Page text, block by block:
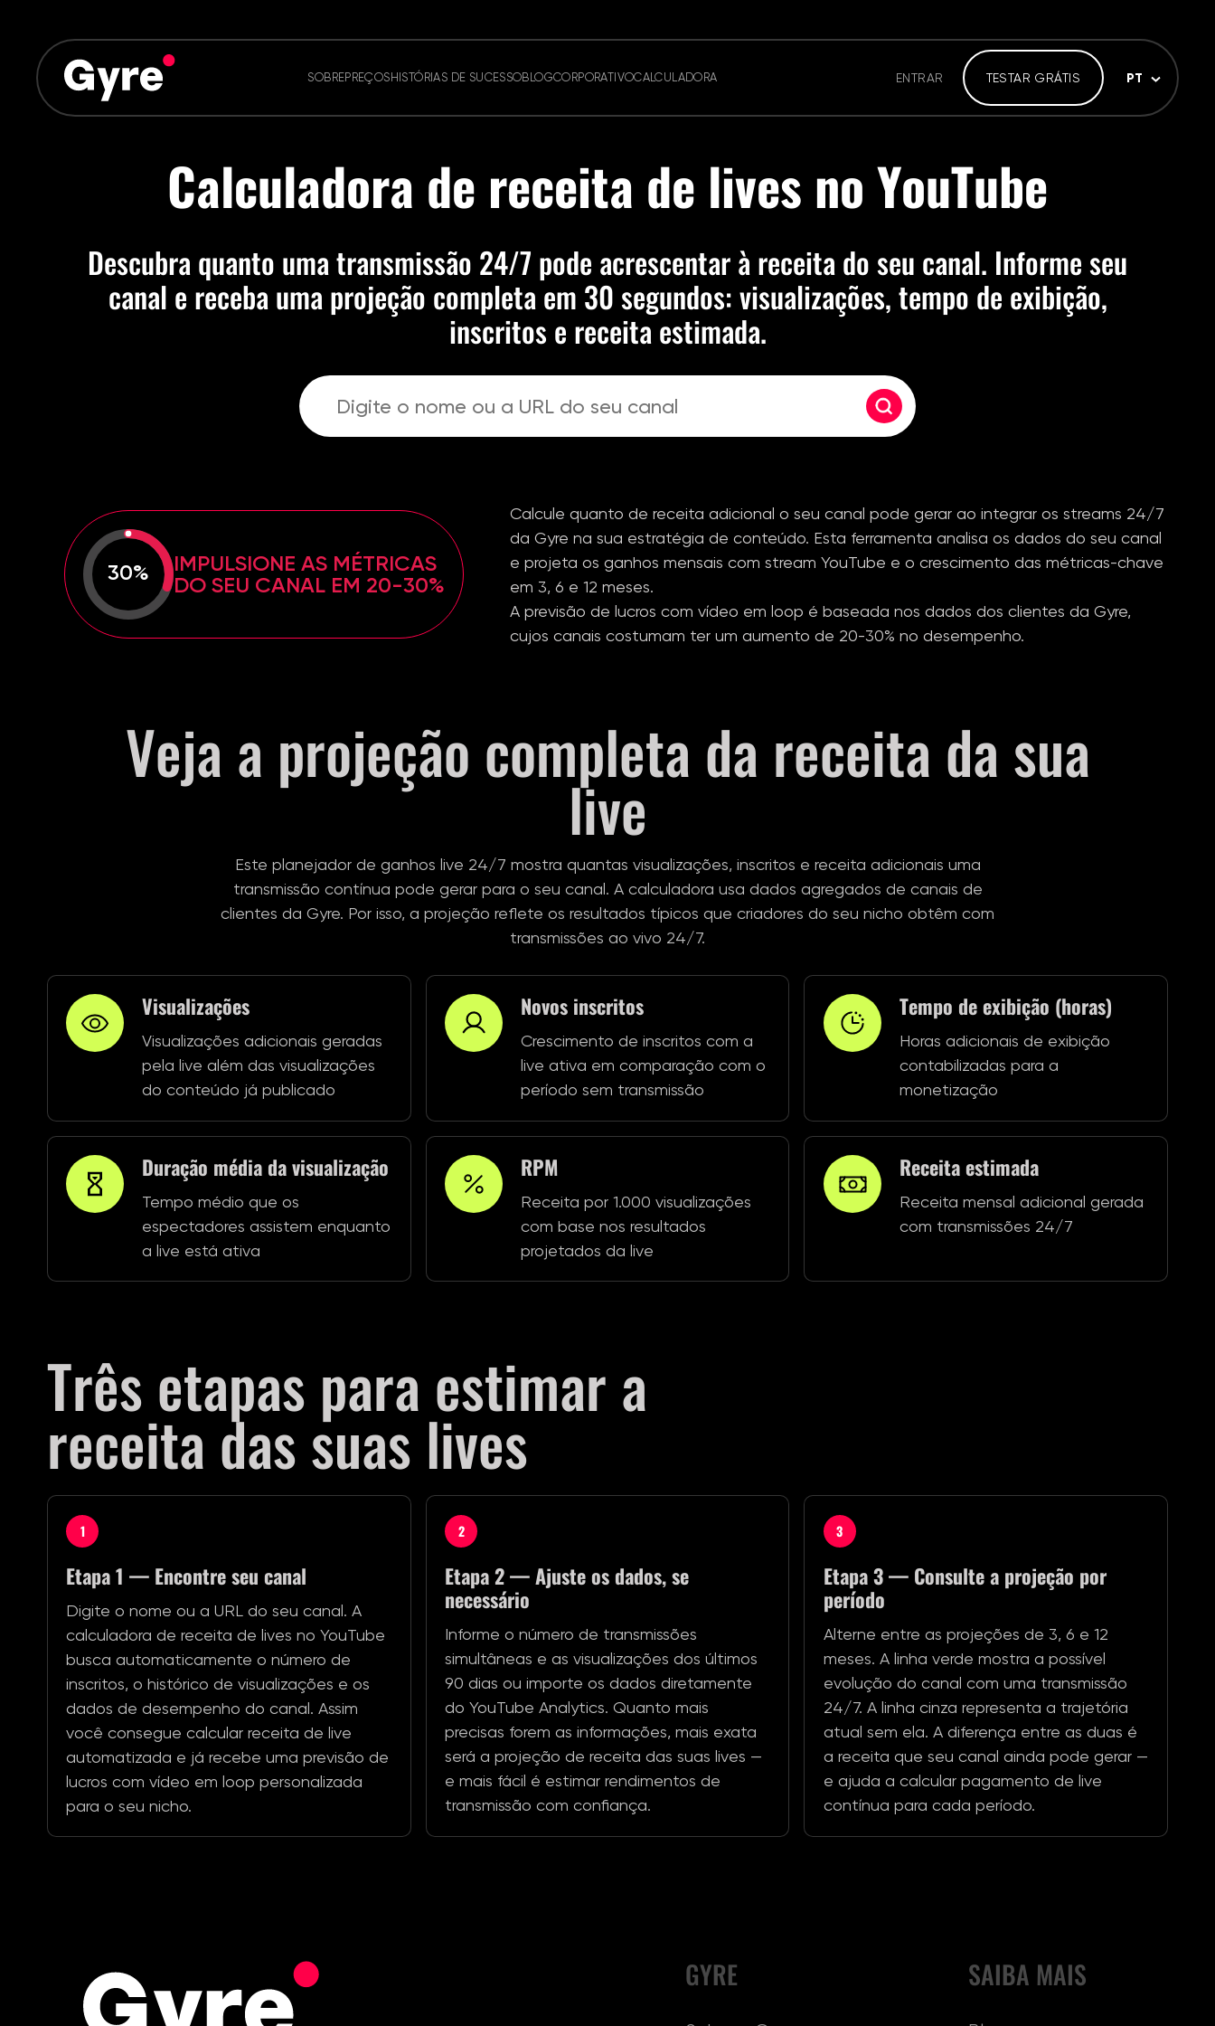
SOBREPREÇOS HISTÓRIAS DE SUCESSOBLOGCORPORATIVOCALCULADORA ENTRAR TESTAR GRÁTIS PT
Calculadora de receita de lives no YouTube
Descubra quanto uma transmissão 24/7 pode acrescentar à receita do seu canal. Informe seu
canal e receba uma projeção completa em 30 segundos: visualizações, tempo de exibição,
inscritos e receita estimada.
Buscar canal
30%
IMPULSIONE AS MÉTRICAS
DO SEU CANAL EM 20-30%
Calcule quanto de receita adicional o seu canal pode gerar ao integrar os streams 24/7
da Gyre na sua estratégia de conteúdo. Esta ferramenta analisa os dados do seu canal
e projeta os ganhos mensais com stream YouTube e o crescimento das métricas-chave
em 3, 6 e 12 meses.
A previsão de lucros com vídeo em loop é baseada nos dados dos clientes da Gyre,
cujos canais costumam ter um aumento de 20-30% no desempenho.
Veja a projeção completa da receita da sua
live
Este planejador de ganhos live 24/7 mostra quantas visualizações, inscritos e receita adicionais uma
transmissão contínua pode gerar para o seu canal. A calculadora usa dados agregados de canais de
clientes da Gyre. Por isso, a projeção reflete os resultados típicos que criadores do seu nicho obtêm com
transmissões ao vivo 24/7.
Visualizações
Visualizações adicionais geradas
pela live além das visualizações
do conteúdo já publicado
Novos inscritos
Crescimento de inscritos com a
live ativa em comparação com o
período sem transmissão
Tempo de exibição (horas)
Horas adicionais de exibição
contabilizadas para a
monetização
Duração média da visualização
Tempo médio que os
espectadores assistem enquanto
a live está ativa
RPM
Receita por 1.000 visualizações
com base nos resultados
projetados da live
Receita estimada
Receita mensal adicional gerada
com transmissões 24/7
Três etapas para estimar a
receita das suas lives
1
Etapa 1 — Encontre seu canal
Digite o nome ou a URL do seu canal. A
calculadora de receita de lives no YouTube
busca automaticamente o número de
inscritos, o histórico de visualizações e os
dados de desempenho do canal. Assim
você consegue calcular receita de live
automatizada e já recebe uma previsão de
lucros com vídeo em loop personalizada
para o seu nicho.
2
Etapa 2 — Ajuste os dados, se
necessário
Informe o número de transmissões
simultâneas e as visualizações dos últimos
90 dias ou importe os dados diretamente
do YouTube Analytics. Quanto mais
precisas forem as informações, mais exata
será a projeção de receita das suas lives —
e mais fácil é estimar rendimentos de
transmissão com confiança.
3
Etapa 3 — Consulte a projeção por
período
Alterne entre as projeções de 3, 6 e 12
meses. A linha verde mostra a possível
evolução do canal com uma transmissão
24/7. A linha cinza representa a trajetória
atual sem ela. A diferença entre as duas é
a receita que seu canal ainda pode gerar —
e ajuda a calcular pagamento de live
contínua para cada período.
GYRE SAIBA MAIS